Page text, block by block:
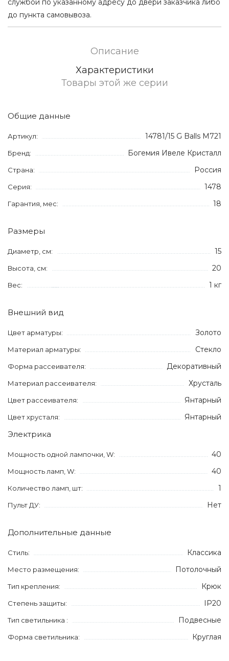
службой по указанному адресу до двери заказчика либо
до пункта самовывоза.
Описание
Характеристики
Товары этой же серии
Общие данные
Артикул: 14781/15 G Balls M721
Бренд: Богемия Ивеле Кристалл
Страна: Россия
Серия: 1478
Гарантия, мес: 18
Размеры
Диаметр, см: 15
Высота, см: 20
Вес: 1 кг
Внешний вид
Цвет арматуры: Золото
Материал арматуры: Стекло
Форма рассеивателя: Декоративный
Материал рассеивателя: Хрусталь
Цвет рассеивателя: Янтарный
Цвет хрусталя: Янтарный
Электрика
Мощность одной лампочки, W: 40
Мощность ламп, W: 40
Количество ламп, шт: 1
Пульт ДУ: Нет
Дополнительные данные
Стиль: Классика
Место размещения: Потолочный
Тип крепления: Крюк
Степень защиты: IP20
Тип светильника : Подвесные
Форма светильника: Круглая